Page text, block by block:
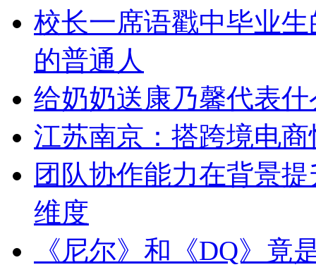
校长一席语戳中毕业
的普通人
给奶奶送康乃馨代表
江苏南京：搭跨境电商
团队协作能力在背景
维度
《尼尔》和《DQ》竟